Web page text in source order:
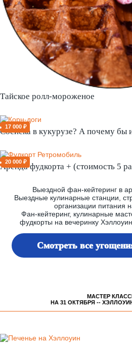
Тайское ролл-мороженое
17 000 ₽
Сосиска в кукурузе? А почему бы
20 000 ₽
Аренда фудкорта + (стоимость 5
Выездной фан-кейтеринг в
Выездные кулинарные станции,
организации питания
Фан-кейтеринг, кулинарные
фудкорты на вечеринку
Смотреть все
МАСТЕР
НА 31 ОКТЯБРЯ -- ХЭЛЛОУИН